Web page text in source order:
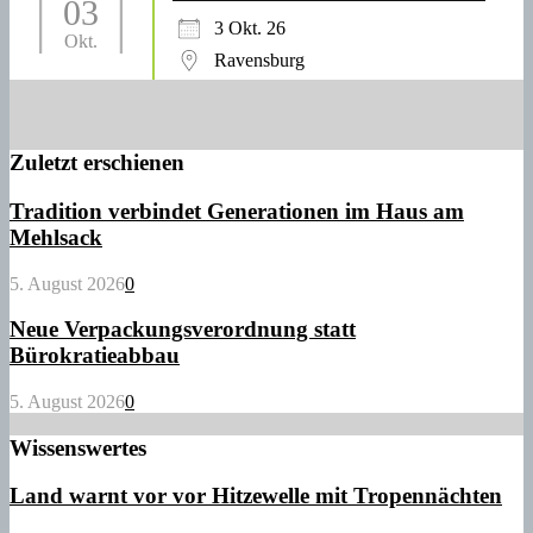
03
Okt.
3 Okt. 26
Ravensburg
Zuletzt erschienen
Tradition verbindet Generationen im Haus am
Mehlsack
5. August 20260
Neue Verpackungsverordnung statt
Bürokratieabbau
5. August 20260
Wissenswertes
Land warnt vor vor Hitzewelle mit Tropennächten